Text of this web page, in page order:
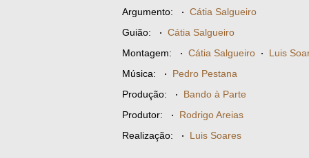
Argumento: · Cátia Salgueiro
Guião: · Cátia Salgueiro
Montagem: · Cátia Salgueiro · Luis
Música: · Pedro Pestana
Produção: · Bando à Parte
Produtor: · Rodrigo Areias
Realização: · Luis Soares